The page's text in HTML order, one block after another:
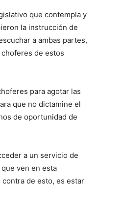
que contempla y
la instrucción de
a ambas partes,
de estos
para agotar las
que no dictamine el
de oportunidad de
a un servicio de
ven en esta
de esto, es estar